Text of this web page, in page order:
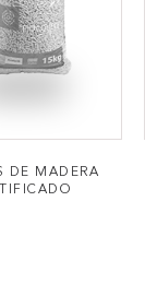
DE MADERA